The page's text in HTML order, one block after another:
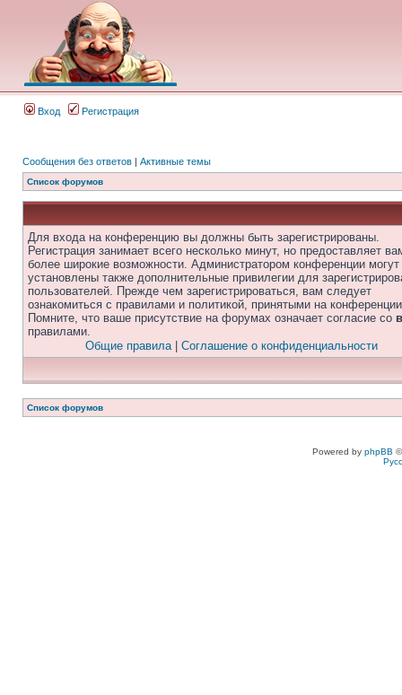
Вход Регистрация
Сообщения без ответов | Активные темы
Список форумов
Для входа на конференцию вы должны быть зарегистрированы.
Регистрация занимает всего несколько минут, но предоставляет
более широкие возможности. Администратором конференции
установлены также дополнительные привилегии для
пользователей. Прежде чем зарегистрироваться, вам следует
ознакомиться с правилами и политикой, принятыми на
Помните, что ваше присутствие на форумах означает согласие со
правилами.
Общие правила| Соглашение о конфиденциальности
Список форумов
Powered by phpBB